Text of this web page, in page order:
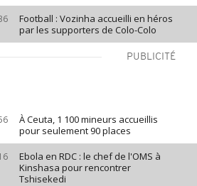
Football : Vozinha accueilli en héros
par les supporters de Colo-Colo
PUBLICITÉ
À Ceuta, 1 100 mineurs accueillis
pour seulement 90 places
Ebola en RDC : le chef de l'OMS à
Kinshasa pour rencontrer
Tshisekedi